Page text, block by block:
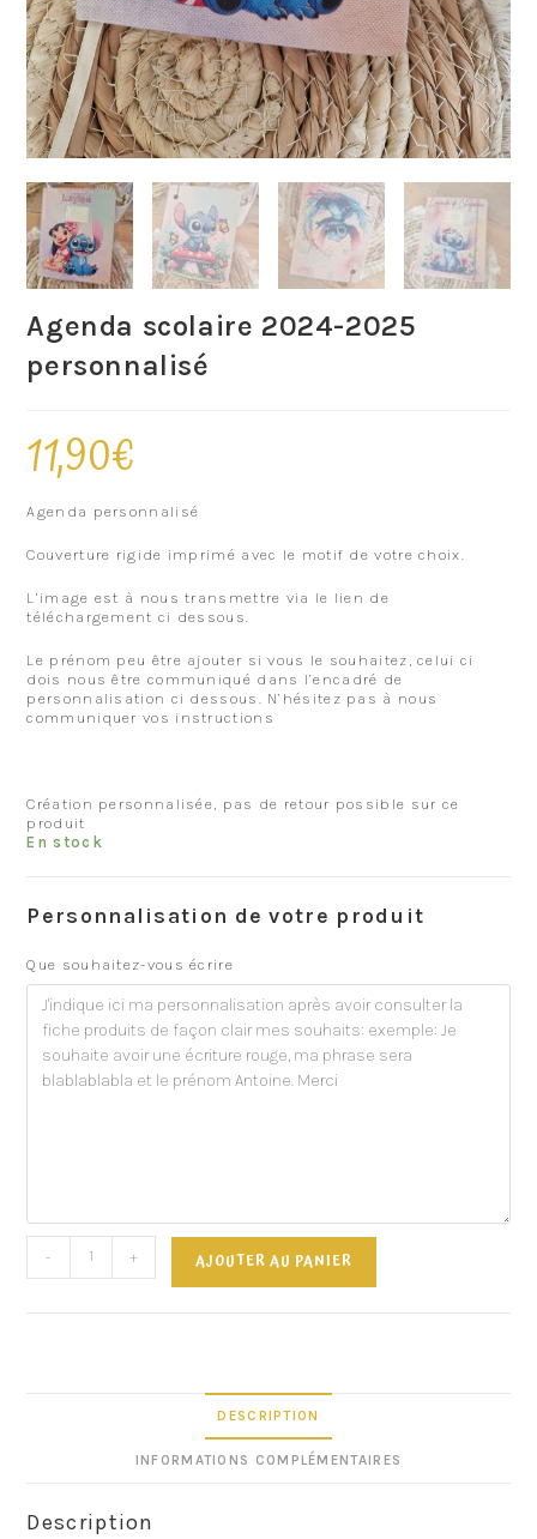
Agenda scolaire 2024-2025
personnalisé
11,90€
Agenda personnalisé
Couverture rigide imprimé avec le motif de votre choix.
L’image est à nous transmettre via le lien de
téléchargement ci dessous.
Le prénom peu être ajouter si vous le souhaitez, celui ci
dois nous être communiqué dans l’encadré de
personnalisation ci dessous. N’hésitez pas à nous
communiquer vos instructions
Création personnalisée, pas de retour possible sur ce
produit
En stock
Personnalisation de votre produit
Que souhaitez-vous écrire
- + AJOUTER AU PANIER
DESCRIPTION
INFORMATIONS COMPLÉMENTAIRES
Description